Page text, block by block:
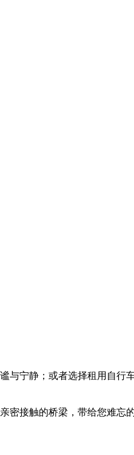
与宁静；或者选择租用自行
接触的桥梁，带给您难忘